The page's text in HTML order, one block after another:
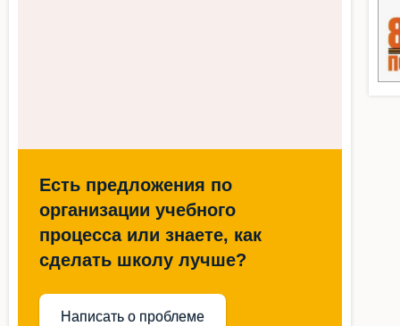
Есть предложения по
организации учебного
процесса или знаете, как
сделать школу лучше?
Написать о проблеме